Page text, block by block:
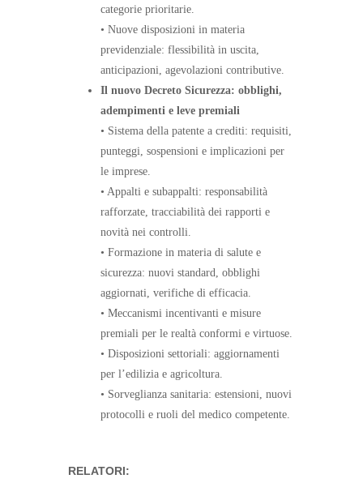
categorie prioritarie.
• Nuove disposizioni in materia
previdenziale: flessibilità in uscita,
anticipazioni, agevolazioni contributive.
Il nuovo Decreto Sicurezza: obblighi,
adempimenti e leve premiali
• Sistema della patente a crediti: requisiti,
punteggi, sospensioni e implicazioni per
le imprese.
• Appalti e subappalti: responsabilità
rafforzate, tracciabilità dei rapporti e
novità nei controlli.
• Formazione in materia di salute e
sicurezza: nuovi standard, obblighi
aggiornati, verifiche di efficacia.
• Meccanismi incentivanti e misure
premiali per le realtà conformi e virtuose.
• Disposizioni settoriali: aggiornamenti
per l’edilizia e agricoltura.
• Sorveglianza sanitaria: estensioni, nuovi
protocolli e ruoli del medico competente.
RELATORI: